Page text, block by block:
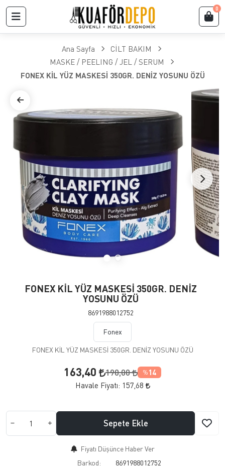
0
Ana Sayfa
CİLT BAKIM
MASKE / PEELING / JEL / SERUM
FONEX KİL YÜZ MASKESİ 350GR. DENİZ YOSUNU ÖZÜ
FONEX KİL YÜZ MASKESİ 350GR. DENİZ
YOSUNU ÖZÜ
8691988012752
Fonex
FONEX KİL YÜZ MASKESİ 350GR. DENİZ YOSUNU ÖZÜ
163,40 190,00 % 14
Havale Fiyatı: 157,68
Sepete Ekle
Fiyatı Düşünce Haber Ver
Barkod:
8691988012752